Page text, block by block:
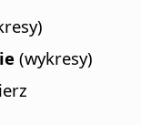
(wykresy)